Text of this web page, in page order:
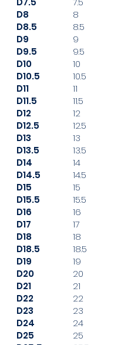
D8
D8.5
D9
D9.5
D10
D10.5
D11
D11.5
D12
D12.5
D13
D13.5
D14
D14.5
D15
D15.5
D16
D17
D18
D18.5
D19
D20
D21
D22
D23
D24
D25
8
8.5
9
9.5
10
10.5
11
11.5
12
12.5
13
13.5
14
14.5
15
15.5
16
17
18
18.5
19
20
21
22
23
24
25